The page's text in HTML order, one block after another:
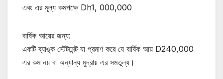
এবং এর মূল্য কমপক্ষে Dh1, 000,000
বার্ষিক আয়ের জন্য:
একটি ব্যাঙ্ক স্টেটমেন্ট যা প্রমাণ করে যে বার্ষিক আয় D240,000
এর কম নয় বা অন্যান্য মুদ্রায় এর সমতুল্য।